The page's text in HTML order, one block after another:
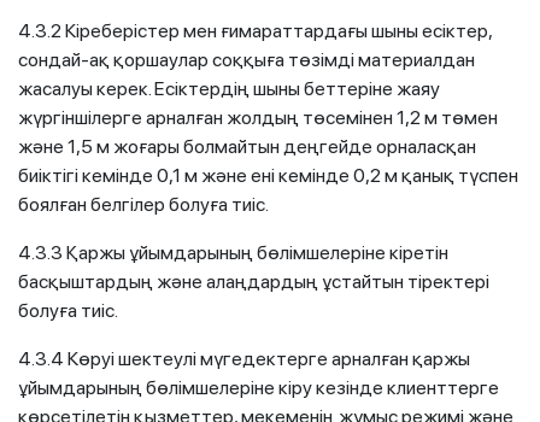
4.3.2 Кіреберістер мен ғимараттардағы шыны есіктер,
сондай-ақ қоршаулар соққыға төзімді материалдан
жасалуы керек. Есіктердің шыны беттеріне жаяу
жүргіншілерге арналған жолдың төсемінен 1,2 м төмен
және 1,5 м жоғары болмайтын деңгейде орналасқан
биіктігі кемінде 0,1 м және ені кемінде 0,2 м қанық түспен
боялған белгілер болуға тиіс.
4.3.3 Қаржы ұйымдарының бөлімшелеріне кіретін
басқыштардың және алаңдардың ұстайтын тіректері
болуға тиіс.
4.3.4 Көруі шектеулі мүгедектерге арналған қаржы
ұйымдарының бөлімшелеріне кіру кезінде клиенттерге
көрсетілетін қызметтер, мекеменің жұмыс режимі және